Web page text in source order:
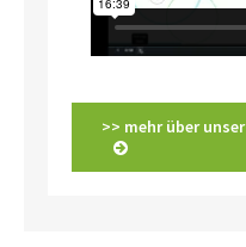
>> mehr über